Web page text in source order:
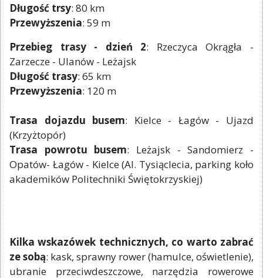
Długość trsy: 80 km
Przewyższenia: 59 m
Przebieg trasy - dzień 2: Rzeczyca Okrągła -
Zarzecze - Ulanów - Leżajsk
Długość trasy: 65 km
Przewyższenia: 120 m
Trasa dojazdu busem: Kielce - Łagów - Ujazd
(Krzyżtopór)
Trasa powrotu busem: Leżajsk - Sandomierz -
Opatów- Łagów - Kielce (Al. Tysiąclecia, parking koło
akademików Politechniki Świętokrzyskiej)
Kilka wskazówek technicznych, co warto zabrać
ze sobą: kask, sprawny rower (hamulce, oświetlenie),
ubranie przeciwdeszczowe, narzędzia rowerowe